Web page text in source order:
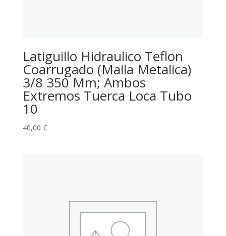
Latiguillo Hidraulico Teflon
Coarrugado (Malla Metalica)
3/8 350 Mm; Ambos
Extremos Tuerca Loca Tubo
10
40,00 €